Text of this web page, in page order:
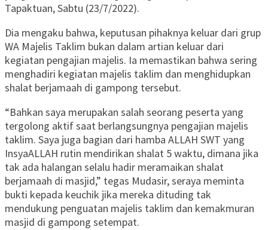
Tapaktuan, Sabtu (23/7/2022).
Dia mengaku bahwa, keputusan pihaknya keluar dari grup
WA Majelis Taklim bukan dalam artian keluar dari
kegiatan pengajian majelis. Ia memastikan bahwa sering
menghadiri kegiatan majelis taklim dan menghidupkan
shalat berjamaah di gampong tersebut.
“Bahkan saya merupakan salah seorang peserta yang
tergolong aktif saat berlangsungnya pengajian majelis
taklim. Saya juga bagian dari hamba ALLAH SWT yang
InsyaALLAH rutin mendirikan shalat 5 waktu, dimana jika
tak ada halangan selalu hadir meramaikan shalat
berjamaah di masjid,” tegas Mudasir, seraya meminta
bukti kepada keuchik jika mereka dituding tak
mendukung penguatan majelis taklim dan kemakmuran
masjid di gampong setempat.